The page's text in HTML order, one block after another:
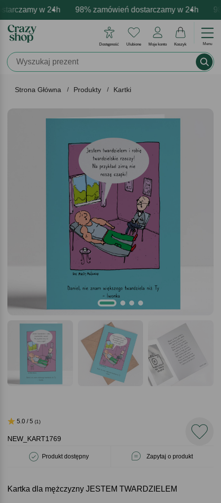
w 24h 98% zamówień dostarczamy w 24h
personalizacja produktów Profesjonalna i darmowa
emocje - zawsze udane prezenty Prezentujemy
Dostępność Ulubione Moje konto Koszyk Menu
Strona Główna Produkty Kartki
NEW_KART1769
Produkt dostępny Zapytaj o produkt
5.0 / 5 (1)
Kartka dla mężczyzny JESTEM TWARDZIELEM